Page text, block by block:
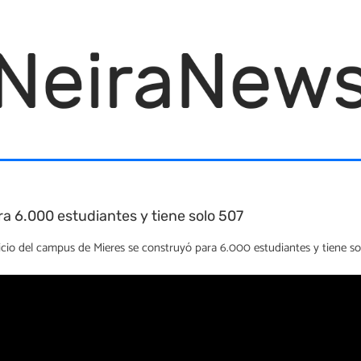
6.000 estudiantes y tiene solo 507
del campus de Mieres se construyó para 6.000 estudiantes y tiene